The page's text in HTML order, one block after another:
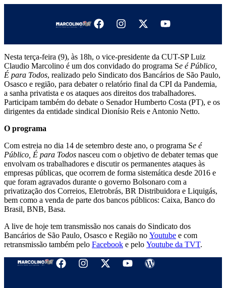
Nesta terça-feira (9), às 18h, o vice-presidente da CUT-SP Luiz
Claudio Marcolino é um dos convidado do programa Se é Público,
É para Todos, realizado pelo Sindicato dos Bancários de São Paulo,
Osasco e região, para debater o relatório final da CPI da Pandemia,
a sanha privatista e os ataques aos direitos dos trabalhadores.
Participam também do debate o Senador Humberto Costa (PT), e os
dirigentes da entidade sindical Dionísio Reis e Antonio Netto.
O programa
Com estreia no dia 14 de setembro deste ano, o programa Se é
Público, É para Todos nasceu com o objetivo de debater temas que
envolvam os trabalhadores e discutir os permanentes ataques às
empresas públicas, que ocorrem de forma sistemática desde 2016 e
que foram agravados durante o governo Bolsonaro com a
privatização dos Correios, Eletrobrás, BR Distribuidora e Liquigás,
bem como a venda de parte dos bancos públicos: Caixa, Banco do
Brasil, BNB, Basa.
A live de hoje tem transmissão nos canais do Sindicato dos
Bancários de São Paulo, Osasco e Região no Youtube e com
retransmissão também pelo Facebook e pelo Youtube da TVT.